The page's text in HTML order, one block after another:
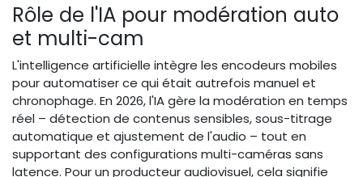
Rôle de l'IA pour modération auto
et multi-cam
L'intelligence artificielle intègre les encodeurs mobiles
pour automatiser ce qui était autrefois manuel et
chronophage. En 2026, l'IA gère la modération en temps
réel – détection de contenus sensibles, sous-titrage
automatique et ajustement de l'audio – tout en
supportant des configurations multi-caméras sans
latence. Pour un producteur audiovisuel, cela signifie